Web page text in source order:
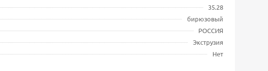
35.28
бирюзовый
РОССИЯ
Экструзия
Нет